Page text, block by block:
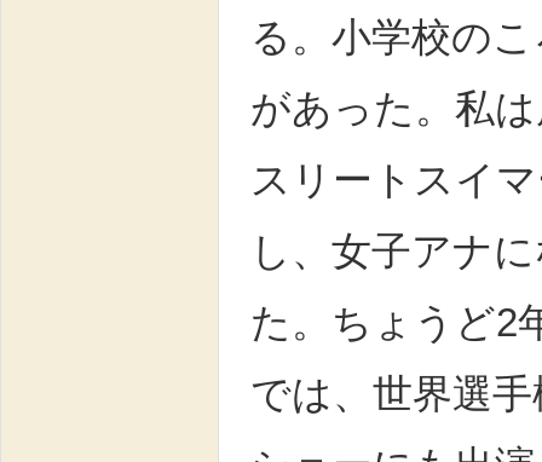
る。小学校の
があった。私
スリートスイ
し、女子アナ
た。ちょうど2
では、世界選